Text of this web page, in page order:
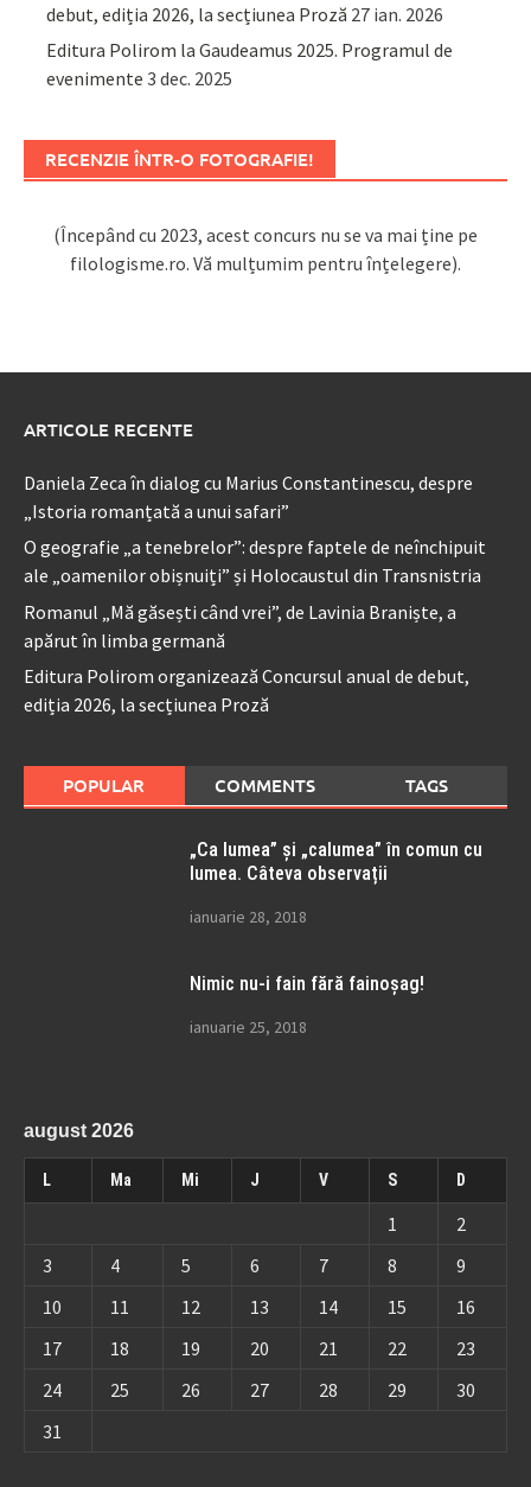
debut, ediția 2026, la secțiunea Proză 27 ian. 2026
Editura Polirom la Gaudeamus 2025. Programul de
evenimente 3 dec. 2025
RECENZIE ÎNTR-O FOTOGRAFIE!
(Începând cu 2023, acest concurs nu se va mai ține pe
filologisme.ro. Vă mulțumim pentru înțelegere).
ARTICOLE RECENTE
Daniela Zeca în dialog cu Marius Constantinescu, despre
„Istoria romanțată a unui safari”
O geografie „a tenebrelor”: despre faptele de neînchipuit
ale „oamenilor obișnuiți” și Holocaustul din Transnistria
Romanul „Mă găsești când vrei”, de Lavinia Braniște, a
apărut în limba germană
Editura Polirom organizează Concursul anual de debut,
ediția 2026, la secțiunea Proză
POPULAR COMMENTS TAGS
„Ca lumea” și „calumea” în comun cu
lumea. Câteva observații
ianuarie 28, 2018
Nimic nu-i fain fără fainoșag!
ianuarie 25, 2018
august 2026
L Ma Mi J V S D
1
2
3
4 5 6 7 8
9
10
11 12 13 14 15
16
17
18 19 20 21 22
23
24
25 26 27 28 29
30
31